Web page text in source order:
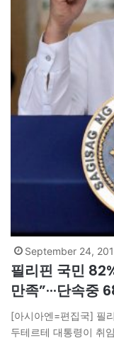
September 24,
필리핀 국민
만족”···단속중
[아시아엔=편집국] 필
두테르테 대통령이 취